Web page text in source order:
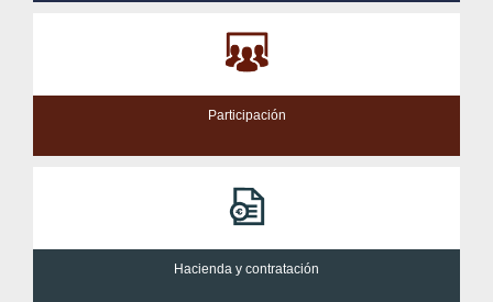
Participación
Hacienda y contratación